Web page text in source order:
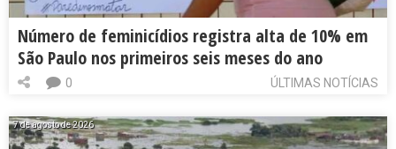
Número de feminicídios registra alta de 10% em
São Paulo nos primeiros seis meses do ano
ÚLTIMAS NOTÍCIAS
0
7 de agosto de 2026